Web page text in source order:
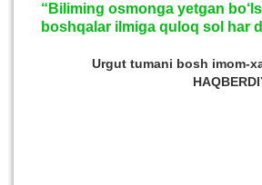
“Biliming osmonga yetgan
boshqalar ilmiga quloq sol har
Urgut tumani bosh imom-